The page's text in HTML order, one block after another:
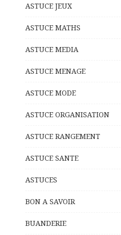
ASTUCE JEUX
ASTUCE MATHS
ASTUCE MEDIA
ASTUCE MENAGE
ASTUCE MODE
ASTUCE ORGANISATION
ASTUCE RANGEMENT
ASTUCE SANTE
ASTUCES
BON A SAVOIR
BUANDERIE